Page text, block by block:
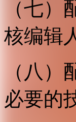
（七
核编辑
（八
必要的